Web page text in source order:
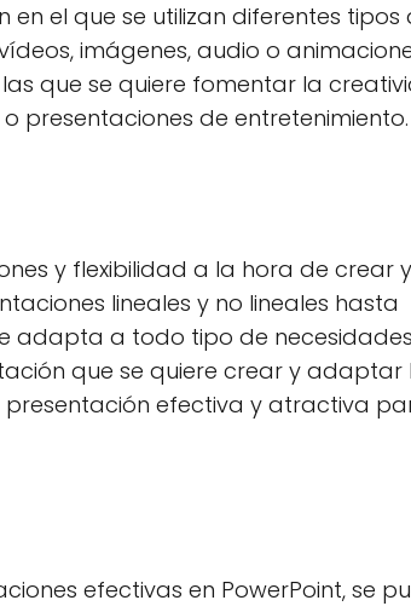
el que se utilizan diferentes tipos
imágenes, audio o
que se quiere fomentar la
presentaciones de entretenimiento.
y flexibilidad a la hora de crear y
lineales y no lineales hasta
adapta a todo tipo de
que se quiere crear y adaptar
efectiva y atractiva
efectivas en PowerPoint, se